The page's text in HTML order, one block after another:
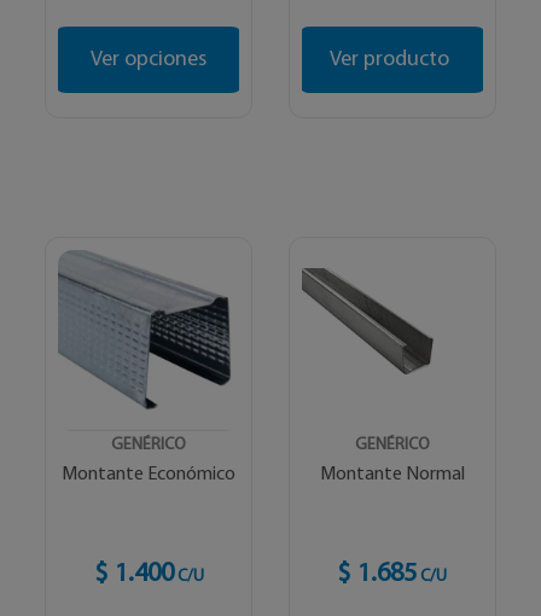
Ver opciones Ver producto
GENÉRICO
Montante Económico
$ 1.400 C/U
GENÉRICO
Montante Normal
$ 1.685 C/U